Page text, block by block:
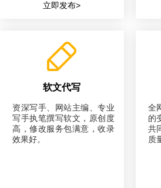
立即发布>
软文代写
资深写手、网站主编、专业
写手执笔撰写软文，原创度
高，修改服务包满意，收录
效果好。
全
的
共
质